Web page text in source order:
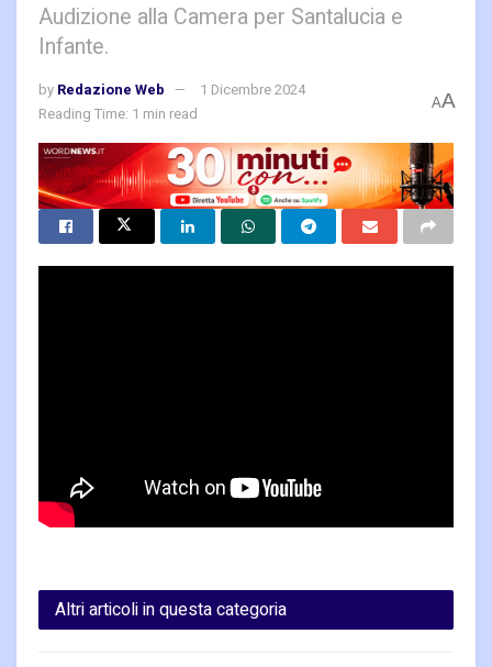
Audizione alla Camera per Santalucia e
Infante.
by Redazione Web
1 Dicembre 2024
Reading Time: 1 min read
AA
Altri articoli in questa categoria